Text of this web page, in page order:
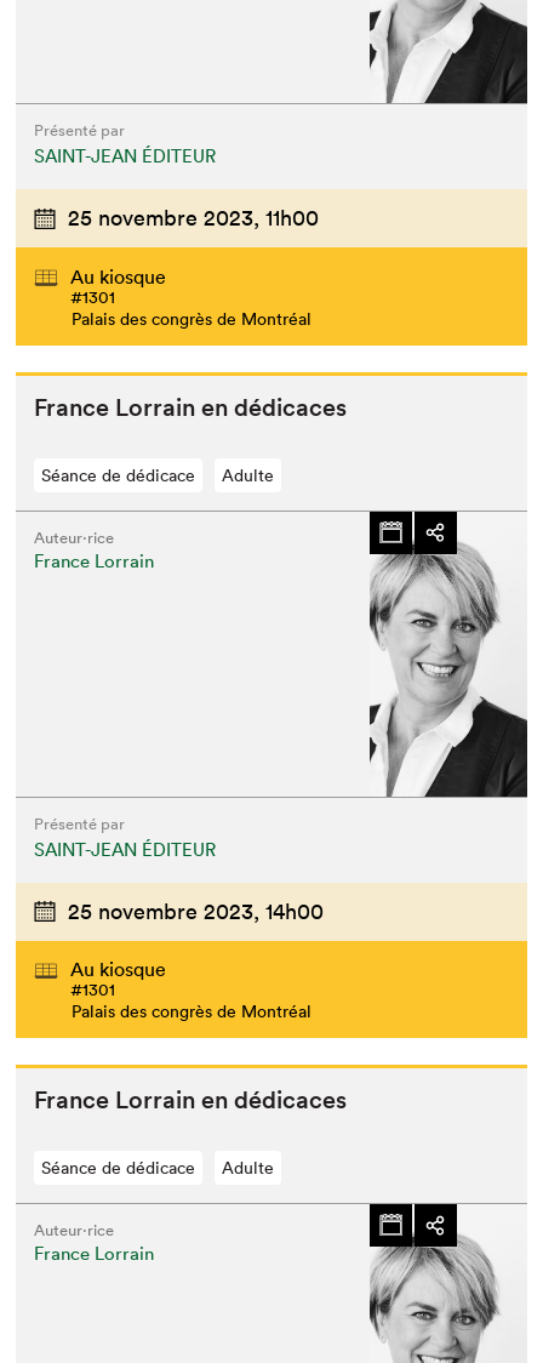
Présenté par
SAINT-JEAN ÉDITEUR
25 novembre 2023, 11h00
Au kiosque
#1301
Palais des congrès de Montréal
France Lor­rain en dédicaces
Séance de dédicace Adulte
Auteur·rice
France Lorrain
Présenté par
SAINT-JEAN ÉDITEUR
25 novembre 2023, 14h00
Au kiosque
#1301
Palais des congrès de Montréal
France Lor­rain en dédicaces
Séance de dédicace Adulte
Auteur·rice
France Lorrain